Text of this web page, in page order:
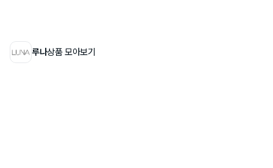
루나상품 모아보기